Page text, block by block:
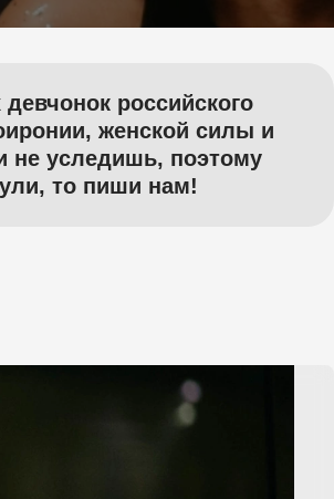
российского
женской силы и
не уследишь, поэтому
то пиши нам!